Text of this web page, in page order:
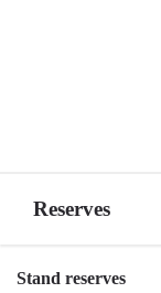
Reserves
Terug
Stand reserves